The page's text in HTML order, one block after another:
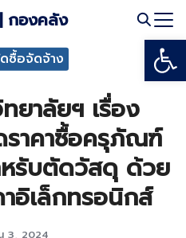
กองคลัง
ซื้อจัดจ้าง
ยาลัยฯ เรื่อง
ราคาซื้อครุภัณฑ์
หรับตัดวัสดุ ด้วย
อิเล็กทรอนิกส์
3, 2024